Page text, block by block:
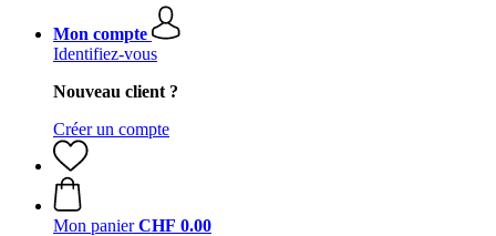
Mon compte
Identifiez-vous
Nouveau client ?
Créer un compte
Mon panier CHF 0.00